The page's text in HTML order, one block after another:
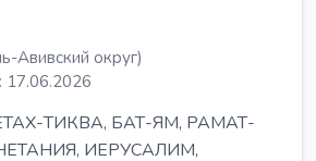
Авивский округ)
17.06.2026
ТИКВА, БАТ-ЯМ, РАМАТ-
ИЕРУСАЛИМ,